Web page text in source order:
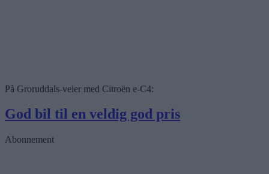
På Groruddals-veier med Citroën e-C4:
God bil til en veldig god pris
Abonnement